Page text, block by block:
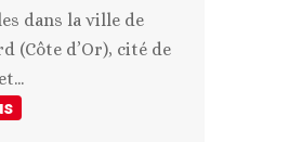
dans la ville de
(Côte d’Or), cité de